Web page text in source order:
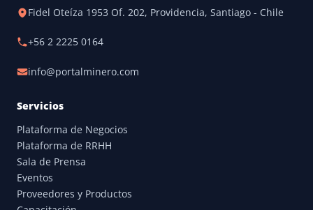
Fidel Oteíza 1953 Of. 202, Providencia, Santiago - Chile
+56 2 2225 0164
info@portalminero.com
Servicios
Plataforma de Negocios
Plataforma de RRHH
Sala de Prensa
Eventos
Proveedores y Productos